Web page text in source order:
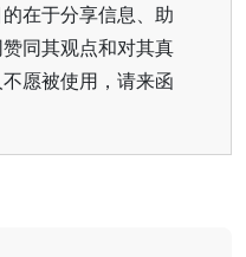
在于分享信息、助
同其观点和对其真
愿被使用，请来函